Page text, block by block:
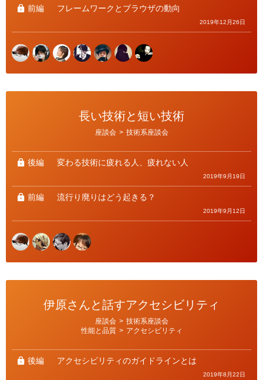
前編 フレームワークとブラウザの動向
2019年12月26日
長い技術と短い技術
リ
ー
座談会 > 技術系座談会
後編 変わる技術に疲れる人、疲れない人
2019年9月19日
前編 流行り廃りはどう起きる？
2019年9月12日
伊原さんと話すアクセシビリティ
ー
座談会 > 技術系座談会
性能と品質 > アクセシビリティ
後編 アクセシビリティのガイドラインとは
2019年8月22日